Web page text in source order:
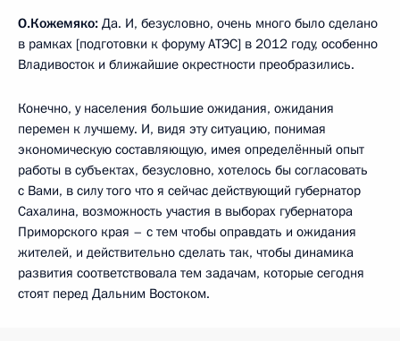
О.Кожемяко: Да. И, безусловно, очень много было сделано
в рамках [подготовки к форуму АТЭС] в 2012 году, особенно
Владивосток и ближайшие окрестности преобразились.
Конечно, у населения большие ожидания, ожидания
перемен к лучшему. И, видя эту ситуацию, понимая
экономическую составляющую, имея определённый опыт
работы в субъектах, безусловно, хотелось бы согласовать
с Вами, в силу того что я сейчас действующий губернатор
Сахалина, возможность участия в выборах губернатора
Приморского края – с тем чтобы оправдать и ожидания
жителей, и действительно сделать так, чтобы динамика
развития соответствовала тем задачам, которые сегодня
стоят перед Дальним Востоком.